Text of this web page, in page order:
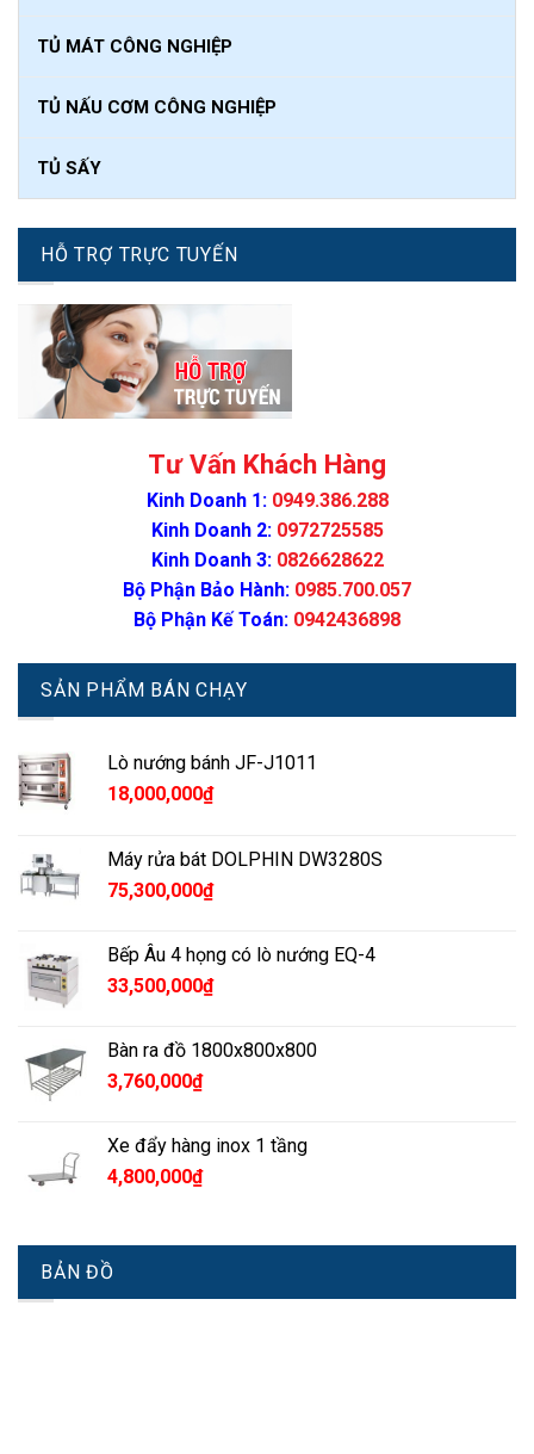
TỦ MÁT CÔNG NGHIỆP
TỦ NẤU CƠM CÔNG NGHIỆP
TỦ SẤY
HỖ TRỢ TRỰC TUYẾN
Tư Vấn Khách Hàng
Kinh Doanh 1: 0949.386.288
Kinh Doanh 2: 0972725585
Kinh Doanh 3: 0826628622
Bộ Phận Bảo Hành: 0985.700.057
Bộ Phận Kế Toán: 0942436898
SẢN PHẨM BÁN CHẠY
Lò nướng bánh JF-J1011
18,000,000₫
Máy rửa bát DOLPHIN DW3280S
75,300,000₫
Bếp Âu 4 họng có lò nướng EQ-4
33,500,000₫
Bàn ra đồ 1800x800x800
3,760,000₫
Xe đẩy hàng inox 1 tầng
4,800,000₫
BẢN ĐỒ